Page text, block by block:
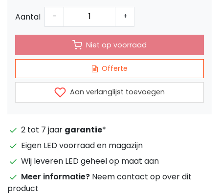
Aantal - +
Niet op voorraad
Offerte
Aan verlanglijst toevoegen
2 tot 7 jaar garantie*
Eigen LED voorraad en magazijn
Wij leveren LED geheel op maat aan
Meer informatie? Neem contact op over dit
product